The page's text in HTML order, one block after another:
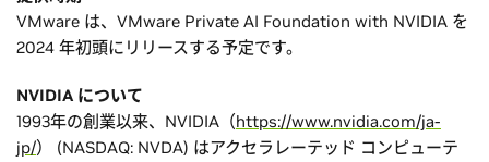
VMware は、VMware Private AI Foundation with NVIDIA を
2024 年初頭にリリースする予定です。
NVIDIA について
1993年の創業以来、NVIDIA（https://www.nvidia.com/ja-
jp/） (NASDAQ: NVDA) はアクセラレーテッド コンピューテ